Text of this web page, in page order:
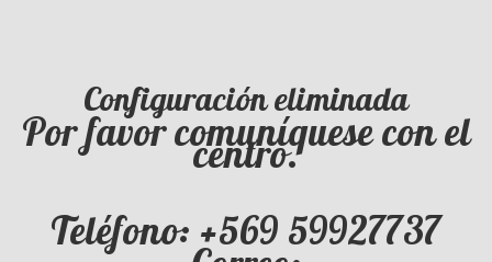
Configuración eliminada
Por favor comuníquese con el
centro.
Teléfono: +569 59927737